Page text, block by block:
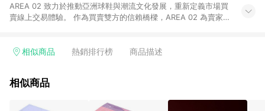
AREA 02 致力於推動亞洲球鞋與潮流文化發展，重新定義市場買
賣線上交易體驗。 作為買賣雙方的信賴橋樑，AREA 02 為賣家提
鞋、街頭服飾與收藏品交易平台。 客服專線：+886-2-2706-
相似商品 熱銷排行榜 商品描述
相似商品